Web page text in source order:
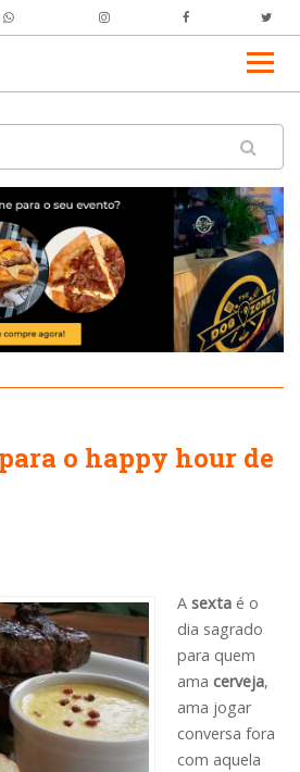
o happy hour de
A sexta é o
dia sagrado
para quem
ama cerveja,
ama jogar
conversa fora
com aquela